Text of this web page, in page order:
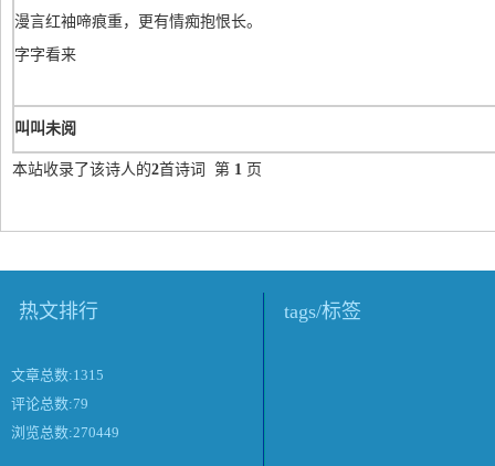
漫言红袖啼痕重，更有情痴抱恨长。
字字看来
叫叫未阅
本站收录了该诗人的2首诗词 第 1 页
热文排行
文章总数:1315
评论总数:79
浏览总数:270449
tags/标签